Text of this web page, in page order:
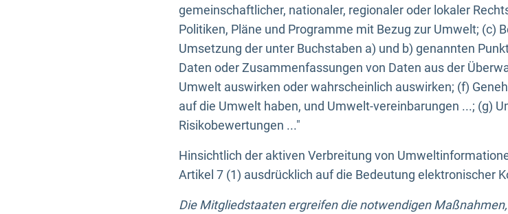
gemeinschaftlicher, nationaler, regionaler oder lokaler
Politiken, Pläne und Programme mit Bezug zur Umwelt; (c)
Umsetzung der unter Buchstaben a) und b) genannten
Daten oder Zusammenfassungen von Daten aus der
Umwelt auswirken oder wahrscheinlich auswirken; (f)
auf die Umwelt haben, und Umwelt-vereinbarungen ...; (g)
Risikobewertungen ..."
Hinsichtlich der aktiven Verbreitung von
Artikel 7 (1) ausdrücklich auf die Bedeutung elektronischer
Die Mitgliedstaaten ergreifen die notwendigen